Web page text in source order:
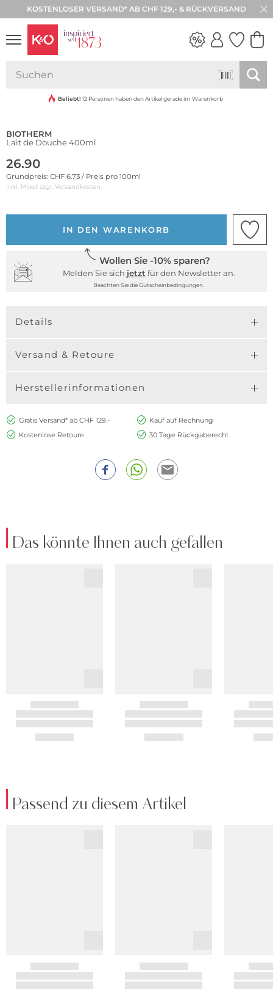
KOSTENLOSER VERSAND* AB CHF 129,- & RÜCKVERSAND
30 TAGE RÜCKGABE
VIBES
Bestseller
Beliebt! 12 Personen haben den Artikel gerade im Warenkorb
BIOTHERM
Lait de Douche 400ml
26.90
Grundpreis: CHF 6.73 / Preis pro 100ml
inkl. Mwst zzgl. Versandkosten
IN DEN WARENKORB
Wollen Sie -10% sparen?
Melden Sie sich jetzt für den Newsletter an.
Beachten Sie die Gutscheinbedingungen.
Details
Versand & Retoure
Herstellerinformationen
Gratis Versand* ab CHF 129.-
Kauf auf Rechnung
Kostenlose Retoure
30 Tage Rückgaberecht
Das könnte Ihnen auch gefallen
Passend zu diesem Artikel